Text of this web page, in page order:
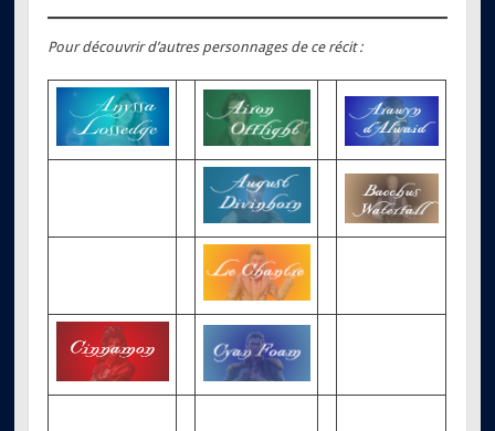
Pour découvrir d’autres personnages de ce récit :